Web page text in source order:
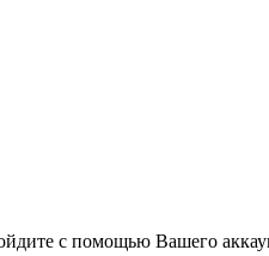
с помощью Вашего